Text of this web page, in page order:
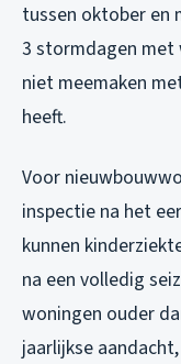
tussen oktober en
3 stormdagen met
niet meemaken
heeft.
Voor
inspectie na het
kunnen
na een volledig
woningen ouder
jaarlijkse